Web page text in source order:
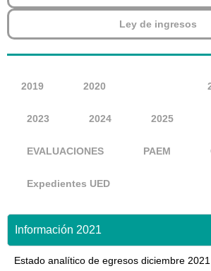
Ley de ingresos
2019 2020
2023 2024 2025
EVALUACIONES PAEM
Expedientes UED
Información 2021
Estado analítico de egresos diciembre 2021